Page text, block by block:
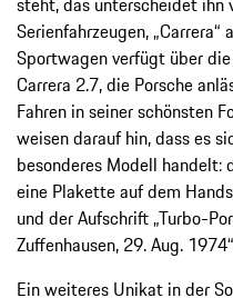
Serienfahrzeugen, „Carrera“
Sportwagen verfügt über
Carrera 2.7, die Porsche
Fahren in seiner schönsten
weisen darauf hin, dass es
besonderes Modell handelt:
eine Plakette auf dem
und der Aufschrift „Turbo-
Zuffenhausen, 29. Aug.
Ein weiteres Unikat in der